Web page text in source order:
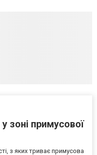
зоні примусової
з яких триває примусова